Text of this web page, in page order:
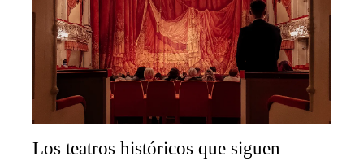
Los teatros históricos que siguen